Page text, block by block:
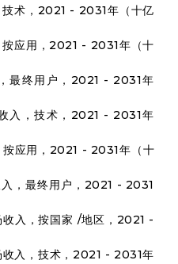
术，2021 - 2031年（十亿
应用，2021 - 2031年（十
最终用户，2021 - 2031年
入，技术，2021 - 2031年
应用，2021 - 2031年（十
，最终用户，2021 - 2031
入，按国家 /地区，2021 -
入，技术，2021 - 2031年